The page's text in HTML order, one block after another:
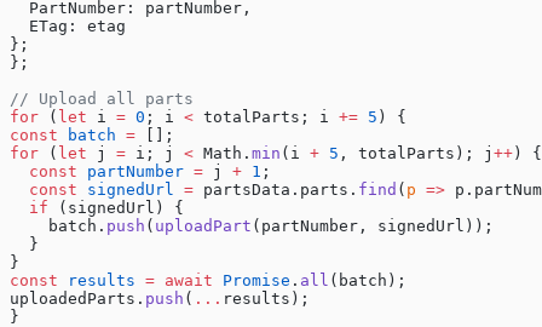
  PartNumber: partNumber,
  ETag: etag
};
};
// Upload all parts
for ( let i = 0 ; i < totalParts; i += 5 ) {
const batch = [];
for ( let j = i; j < Math. min (i + 5 , totalParts); j ++) {
  const
partNumber = j + 1 ;
  const
signedUrl = partsData.parts. find ( p =>
  if
(signedUrl) {
    batch.
push ( uploadPart (partNumber, signedUrl));
  }
}
const results = await Promise . all (batch);
uploadedParts. push ( ... results);
}